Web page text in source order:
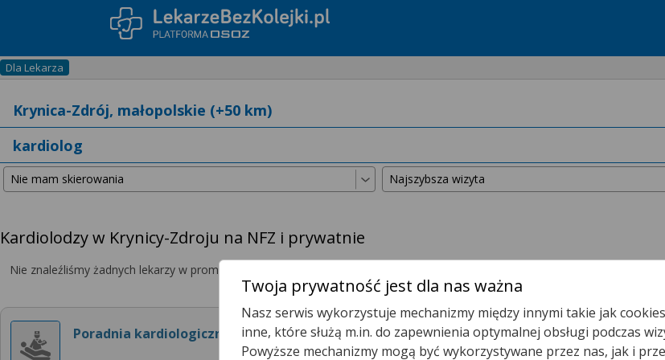
Dla Lekarza
Kardiolodzy w Krynicy-Zdroju na NFZ i prywatnie
Nie znaleźliśmy żadnych lekarzy w promieniu
Poradnia kardiologiczna Poradnia Kardiologiczna
Twoja prywatność jest dla nas ważna
Nasz serwis wykorzystuje mechanizmy między innymi takie jak
inne, które służą m.in. do zapewnienia optymalnej obsługi podczas
Powyższe mechanizmy mogą być wykorzystywane przez nas, jak i